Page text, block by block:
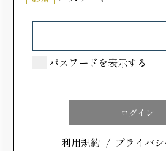
います。
作りたてのわらび餅を急
たての食感を
わらびデンプンは、タピオカなど
違って老化しやすいという特徴が
しまうとボソボソとした食感にな
パスワードを表示する
利用規約 / プライバ